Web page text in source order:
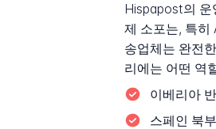
Hispapost의 운
제 소포는, 특히
송업체는 완전
리에는 어떤 역
이베리아
스페인 북